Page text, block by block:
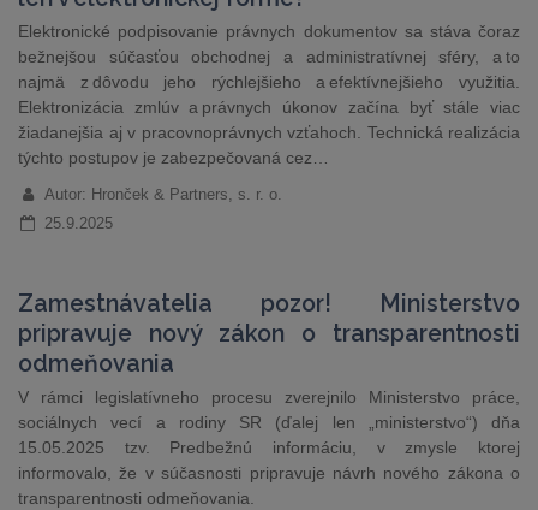
Elektronické podpisovanie právnych dokumentov sa stáva čoraz
bežnejšou súčasťou obchodnej a administratívnej sféry, a to
najmä z dôvodu jeho rýchlejšieho a efektívnejšieho využitia.
Elektronizácia zmlúv a právnych úkonov začína byť stále viac
žiadanejšia aj v pracovnoprávnych vzťahoch. Technická realizácia
týchto postupov je zabezpečovaná cez…
Autor: Hronček & Partners, s. r. o.
25.9.2025
Zamestnávatelia pozor! Ministerstvo
pripravuje nový zákon o transparentnosti
odmeňovania
V rámci legislatívneho procesu zverejnilo Ministerstvo práce,
sociálnych vecí a rodiny SR (ďalej len „ministerstvo“) dňa
15.05.2025 tzv. Predbežnú informáciu, v zmysle ktorej
informovalo, že v súčasnosti pripravuje návrh nového zákona o
transparentnosti odmeňovania.